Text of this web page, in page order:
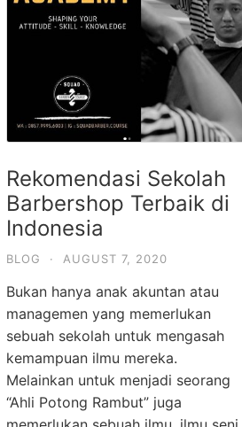
Rekomendasi Sekolah
Barbershop Terbaik di
Indonesia
BLOG · AUGUST 7, 2020
Bukan hanya anak akuntan atau
managemen yang memerlukan
sebuah sekolah untuk mengasah
kemampuan ilmu mereka.
Melainkan untuk menjadi seorang
“Ahli Potong Rambut” juga